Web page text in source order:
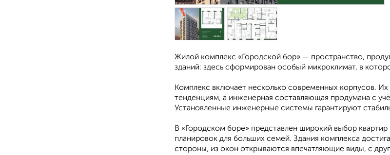
Жилой комплекс «Городской бор» — пространство,
зданий: здесь сформирован особый микроклимат, в
Комплекс включает несколько современных корпусов.
тенденциям, а инженерная составляющая продумана с
Установленные инженерные системы гарантируют
В «Городском боре» представлен широкий выбор
планировок для больших семей. Здания комплекса
стороны, из окон открываются впечатляющие виды, с